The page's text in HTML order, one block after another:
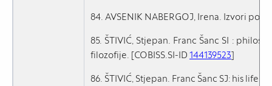
84. AVSENIK NABERGOJ, Irena. Izvori
85. ŠTIVIĆ, Stjepan. Franc Šanc SI :
filozofije. [COBISS.SI-ID 144139523]
86. ŠTIVIĆ, Stjepan. Franc Šanc SJ: his life